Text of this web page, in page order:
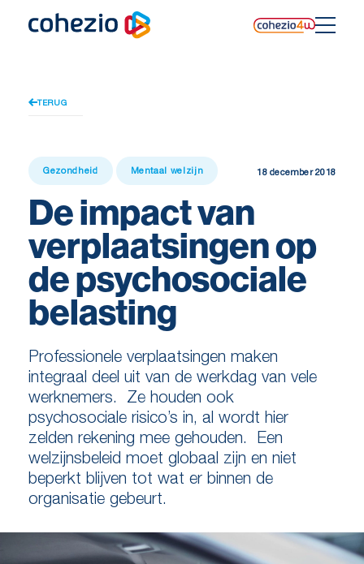
content
TERUG
Gezondheid Mentaal welzijn 18 december 2018
De impact van
verplaatsingen op
de psychosociale
belasting
Professionele verplaatsingen maken
integraal deel uit van de werkdag van vele
werknemers. Ze houden ook
psychosociale risico’s in, al wordt hier
zelden rekening mee gehouden. Een
welzijnsbeleid moet globaal zijn en niet
beperkt blijven tot wat er binnen de
organisatie gebeurt.